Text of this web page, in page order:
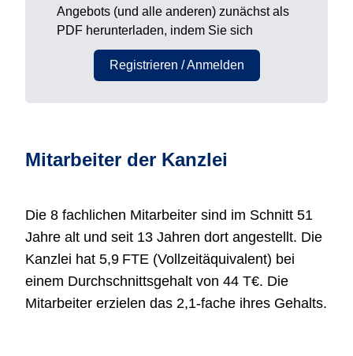
Mitarbeiter der Kanzlei
Die 8 fachlichen Mitarbeiter sind im Schnitt 51
Jahre alt und seit 13 Jahren dort angestellt. Die
Kanzlei hat 5,9 FTE (Vollzeitäquivalent) bei
einem Durchschnittsgehalt von 44 T€. Die
Mitarbeiter erzielen das 2,1-fache ihres Gehalts.
Angebots (und alle anderen) zunächst als
PDF herunterladen, indem Sie sich
Registrieren / Anmelden